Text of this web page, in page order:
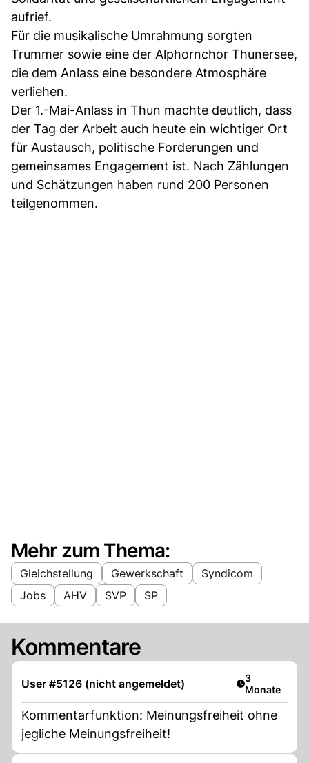
aufrief.
Für die musikalische Umrahmung sorgten
Trummer sowie eine der Alphornchor Thunersee,
die dem Anlass eine besondere Atmosphäre
verliehen.
Der 1.-Mai-Anlass in Thun machte deutlich, dass
der Tag der Arbeit auch heute ein wichtiger Ort
für Austausch, politische Forderungen und
gemeinsames Engagement ist. Nach Zählungen
und Schätzungen haben rund 200 Personen
teilgenommen.
Mehr zum Thema:
Gleichstellung Gewerkschaft
Syndicom
Jobs
AHV SVP SP
Kommentare
User #5126 (nicht angemeldet) Artikel
3
Monate
Kommentarfunktion: Meinungsfreiheit ohne
jegliche Meinungsfreiheit!